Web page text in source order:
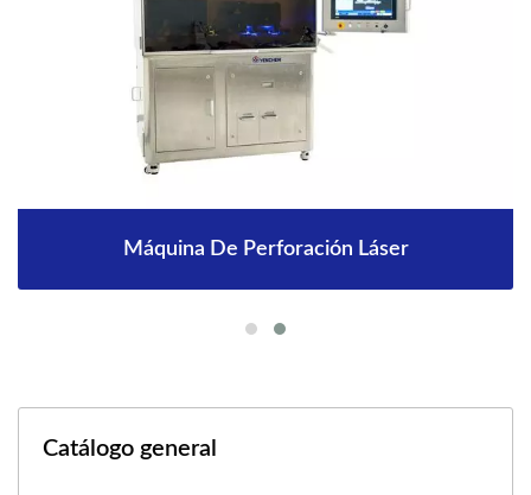
Máquina De Perforación Láser
Catálogo general